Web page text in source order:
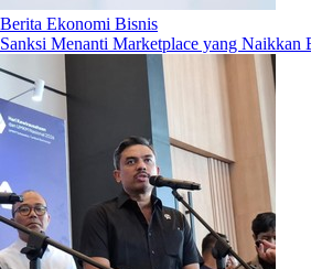
Berita Ekonomi Bisnis
Sanksi Menanti Marketplace yang Naikkan